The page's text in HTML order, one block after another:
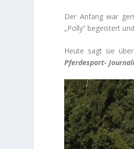
Der Anfang war
„Polly“ begeistert
Heute sagt sie
Pferdesport-